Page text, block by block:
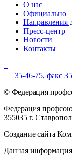
О нас
Официально
Направления
Пресс-центр
Новости
Контакты
35-46-75, факс
© Федерация
Федерация
355035 г.
Создание сайта
Данная информация